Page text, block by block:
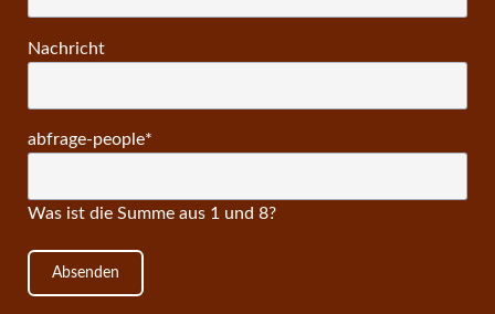
Nachricht
Pflichtfeld
abfrage-people*
Was ist die Summe aus 1 und 8?
Absenden